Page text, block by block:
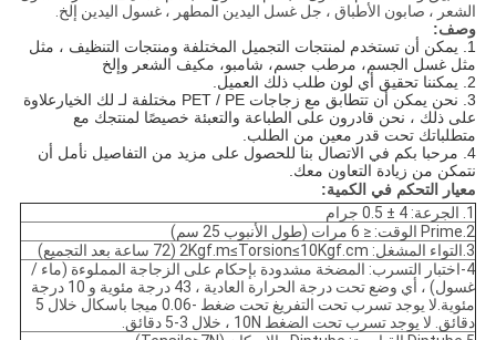
الشعر ، صابون الأطباق ، جل غسل اليدين المطهر ، غسول اليدين إلخ.
وصف:
1. يمكن أن تستخدم لمنتجات التجميل المختلفة
ومنتجات التنظيف ، مثل
مثل غسل الجسم، مرطب جسم، شامبو، مكيف الشعر وإلخ
2. يمكننا تحقيق أي لون
طلب ذلك العميل.
3. نحن
يمكن أن تتطابق مع زجاجات PET / PE مختلفة لـ لك الخيار علاوة
على ذلك ، نحن قادرون على الطباعة والتعبئة خصيصًا لمنتجك مع
متطلباتك تحت قدر معين من الطلب.
4. مرحبا بكم في الاتصال بنا للحصول على مزيد من التفاصيل
نأمل أن
نتمكن من زيادة التعاون معك.
معيار التحكم في الكمية:
1. الجرعة: 4 ± 0.5 جرام
2.Prime الوقت: ≤ 6 مرات (طول الأنبوب 25 سم)
3.التواء المشغل: 2Kgf.m≤Torsion≤10Kgf.cm (72 ساعة بعد التجميع)
4-اختبار التسرب: المضخة مشدودة بإحكام على الزجاجة المملوءة (ماء /
غسول) ، أي وضع تحت درجة الحرارة العادية ، 43 درجة مئوية و 10 درجة
مئوية.لا يوجد تسرب تحت التفريغ تحت ضغط -0.06 ميجا باسكال خلال 5
دقائق. لا يوجد تسرب تحت الضغط 10N ، خلال 3-5 دقائق.